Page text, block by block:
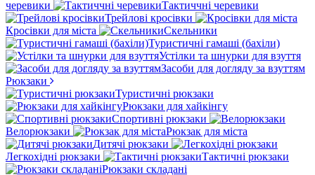
черевики
Тактиччні черевики
Трейлові кросівки
Кросівки для міста
Скельники
Туристичні гамаші (бахіли)
Устілки та шнурки для взуття
Засоби для догляду за взуттям
Рюкзаки
Туристичні рюкзаки
Рюкзаки для хайкінгу
Спортивні рюкзаки
Велорюкзаки
Рюкзак для міста
Дитячі рюкзаки
Легкохідні рюкзаки
Тактичні рюкзаки
Рюкзаки складані